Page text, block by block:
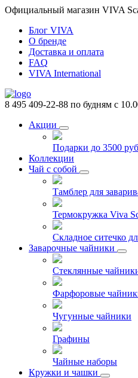
Официальный магазин VIVA
Блог VIVA
О бренде
Доставка и оплата
FAQ
VIVA International
8 495 409-22-88 по будням с
Акции
Подарки до 3500 руб
Коллекции
Чай с собой
Тамблер для
Термокружка Viva
Складное ситечко
Заварочные чайники
Стеклянные
Фарфоровые
Чугунные чайники
Графины
Чайные наборы
Кружки и чашки